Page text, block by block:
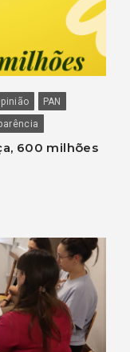
PAN
600 milhões